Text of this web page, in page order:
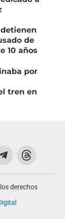
de
10 años
por
tren en
derechos